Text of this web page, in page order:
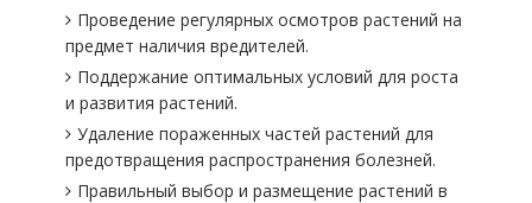
Проведение регулярных осмотров растений на
предмет наличия вредителей.
Поддержание оптимальных условий для роста
и развития растений.
Удаление пораженных частей растений для
предотвращения распространения болезней.
Правильный выбор и размещение растений в